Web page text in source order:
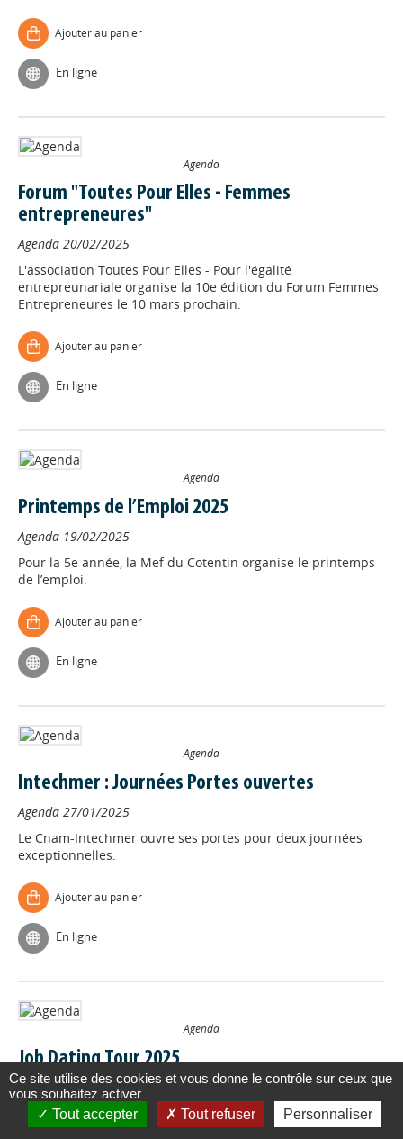
Ajouter au panier
En ligne
Agenda
Forum "Toutes Pour Elles - Femmes
entrepreneures"
Agenda 20/02/2025
L'association Toutes Pour Elles - Pour l'égalité
entrepreunariale organise la 10e édition du Forum Femmes
Entrepreneures le 10 mars prochain.
Ajouter au panier
En ligne
Agenda
Printemps de l’Emploi 2025
Agenda 19/02/2025
Pour la 5e année, la Mef du Cotentin organise le printemps
de l’emploi.
Ajouter au panier
En ligne
Agenda
Intechmer : Journées Portes ouvertes
Agenda 27/01/2025
Le Cnam-Intechmer ouvre ses portes pour deux journées
exceptionnelles.
Ajouter au panier
En ligne
Agenda
Job Dating Tour 2025
Agenda 17/01/2025
Actu.fr organise une nouvelle édition du Job Dating Tour,
avec de nombreux rendez-vous en Normandie.
Ce site utilise des cookies et vous donne le contrôle sur ceux que
vous souhaitez activer
Tout accepter
Tout refuser Personnaliser